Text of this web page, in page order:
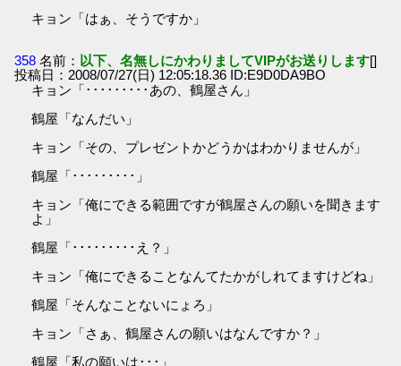
キョン「はぁ、そうですか」
358 名前： 以下、名無しにかわりましてVIPがお送りします[]
投稿日：2008/07/27(日) 12:05:18.36 ID:E9D0DA9BO
キョン「･････････あの、鶴屋さん」
鶴屋「なんだい」
キョン「その、プレゼントかどうかはわかりませんが」
鶴屋「･････････」
キョン「俺にできる範囲ですが鶴屋さんの願いを聞きます
よ」
鶴屋「･････････え？」
キョン「俺にできることなんてたかがしれてますけどね」
鶴屋「そんなことないにょろ」
キョン「さぁ、鶴屋さんの願いはなんですか？」
鶴屋「私の願いは･･･」